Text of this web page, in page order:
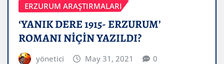
ERZURUM ARAŞTIRMALARI
‘YANIK DERE 1915- ERZURUM’
ROMANI NİÇİN YAZILDI?
yönetici May 31, 2021 0